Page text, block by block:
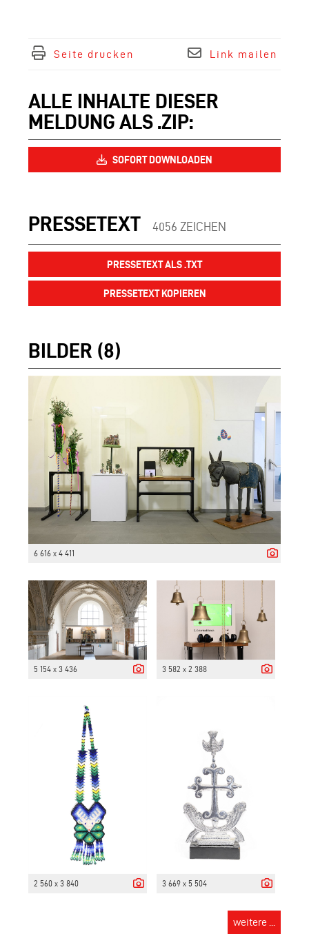
Seite drucken Link mailen
ALLE INHALTE DIESER
MELDUNG ALS .ZIP:
SOFORT DOWNLOADEN
PRESSETEXT 4056 ZEICHEN
PRESSETEXT ALS .TXT
PRESSETEXT KOPIEREN
BILDER (8)
6 616 x 4 411
5 154 x 3 436 3 582 x 2 388
2 560 x 3 840 3 669 x 5 504
weitere ...